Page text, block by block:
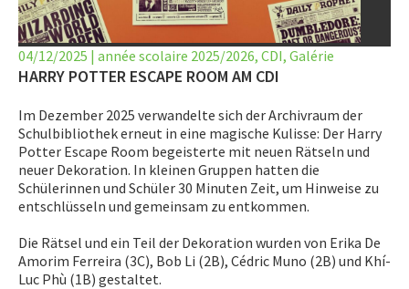
ACTUALITÉ
AGENDA
ACTIVITÉS
SERVICES
APPRENTISSAGE
APPLIS
04/12/2025 | année scolaire 2025/2026, CDI, Galérie
HARRY POTTER ESCAPE ROOM AM CDI
Im Dezember 2025 verwandelte sich der Archivraum der
Schulbibliothek erneut in eine magische Kulisse: Der Harry
Potter Escape Room begeisterte mit neuen Rätseln und
neuer Dekoration. In kleinen Gruppen hatten die
Schülerinnen und Schüler 30 Minuten Zeit, um Hinweise zu
entschlüsseln und gemeinsam zu entkommen.
Die Rätsel und ein Teil der Dekoration wurden von Erika De
Amorim Ferreira (3C), Bob Li (2B), Cédric Muno (2B) und Khí-
Luc Phù (1B) gestaltet.